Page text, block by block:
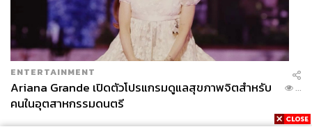
ENTERTAINMENT
Ariana Grande เปิดตัวโปรแกรมดูแลสุขภาพจิตสำหรับ
คนในอุตสาหกรรมดนตรี
...